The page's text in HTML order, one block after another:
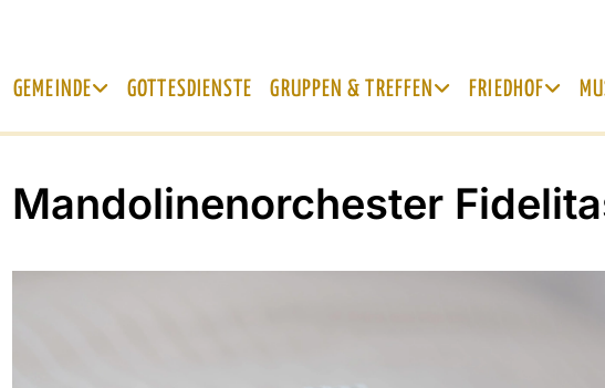
GEMEINDE GOTTESDIENSTE GRUPPEN & TREFFEN FRIEDHOF
Mandolinenorchester